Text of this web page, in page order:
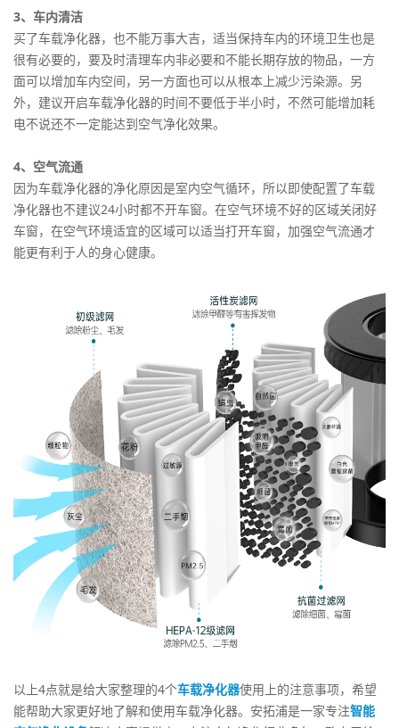
3、车内清洁
买了车载净化器，也不能万事大吉，适当保持车内的环境卫生也是
很有必要的，要及时清理车内非必要和不能长期存放的物品，一方
面可以增加车内空间，另一方面也可以从根本上减少污染源。另
外，建议开启车载净化器的时间不要低于半小时，不然可能增加耗
电不说还不一定能达到空气净化效果。
4、空气流通
因为车载净化器的净化原因是室内空气循环，所以即使配置了车载
净化器也不建议24小时都不开车窗。在空气环境不好的区域关闭好
车窗，在空气环境适宜的区域可以适当打开车窗，加强空气流通才
能更有利于人的身心健康。
以上4点就是给大家整理的4个车载净化器使用上的注意事项，希望
能帮助大家更好地了解和使用车载净化器。安拓浦是一家专注智能